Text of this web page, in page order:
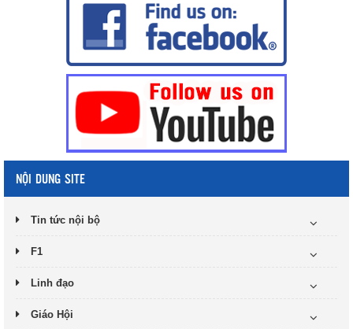
NỘI DUNG SITE
Tin tức nội bộ
F1
Linh đạo
Giáo Hội